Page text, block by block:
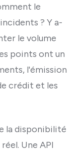
le
? Y a-
le volume
points ont un
l'émission
crédit et les
la disponibilité
Une API